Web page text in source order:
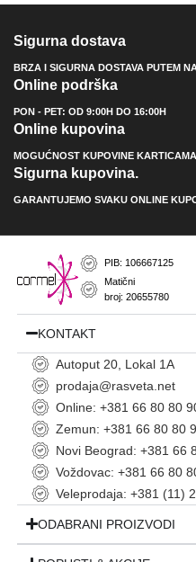
Sigurna dostava
BRZA I SIGURNA DOSTAVA PUTEM
Online podrška
PON - PET: OD 9:00H DO 16:00H
Online kupovina
MOGUĆNOST KUPOVINE
Sigurna kupovina.
GARANTUJEMO SVAKU ONLINE
PIB: 106667125
Matični
broj: 20655780
KONTAKT
Autoput 20, Lokal 1A
prodaja@rasveta.net
Online: +381 66 80 80
Zemun: +381 66 80 80
Novi Beograd: +381 66
Voždovac: +381 66 80
Veleprodaja: +381 (11)
ODABRANI PROIZVODI